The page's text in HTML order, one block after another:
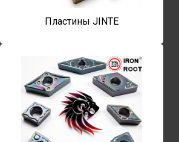
Пластины JINTE